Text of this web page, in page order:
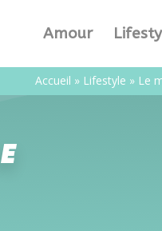
Amour
Accueil » Lifestyle » Le